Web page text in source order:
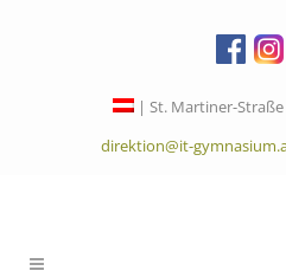
| St. Martiner-
direktion@it-